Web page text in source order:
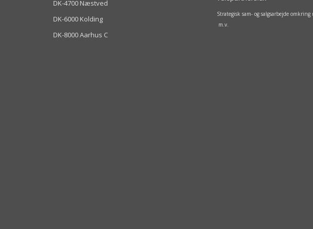
DK-4700 Næstved
DK-6000 Kolding
DK-8000 Aarhus C
Strategisk sam- og salgsarbejde omkring
m.v.